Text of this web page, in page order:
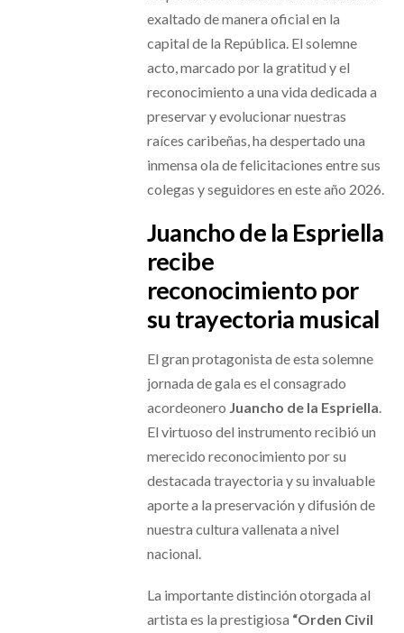
exaltado de manera oficial en la
capital de la República. El solemne
acto, marcado por la gratitud y el
reconocimiento a una vida dedicada a
preservar y evolucionar nuestras
raíces caribeñas, ha despertado una
inmensa ola de felicitaciones entre sus
colegas y seguidores en este año 2026.
Juancho de la Espriella
recibe
reconocimiento por
su trayectoria musical
El gran protagonista de esta solemne
jornada de gala es el consagrado
acordeonero Juancho de la Espriella
El virtuoso del instrumento recibió un
merecido reconocimiento por su
destacada trayectoria y su invaluable
aporte a la preservación y difusión de
nuestra cultura vallenata a nivel
nacional.
La importante distinción otorgada al
artista es la prestigiosa “Orden Civil